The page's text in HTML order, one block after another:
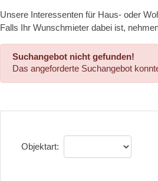
Unsere Interessenten für Haus- oder
Falls Ihr Wunschmieter dabei ist,
Suchangebot nicht gefunden!
Das angeforderte Suchangebot
Objektart: